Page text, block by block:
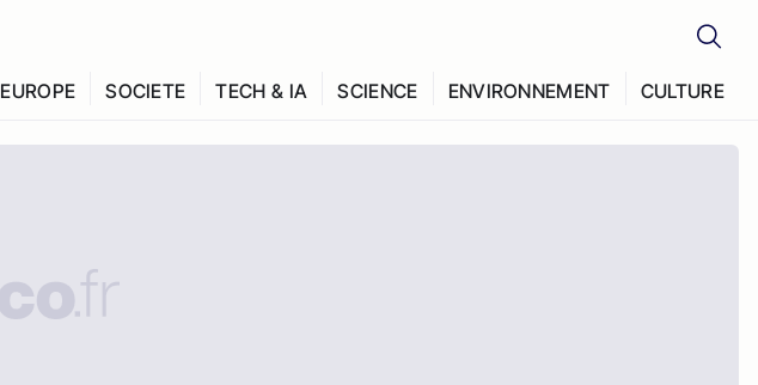
EUROPE SOCIETE TECH & IA SCIENCE ENVIRONNEMENT CULTURE